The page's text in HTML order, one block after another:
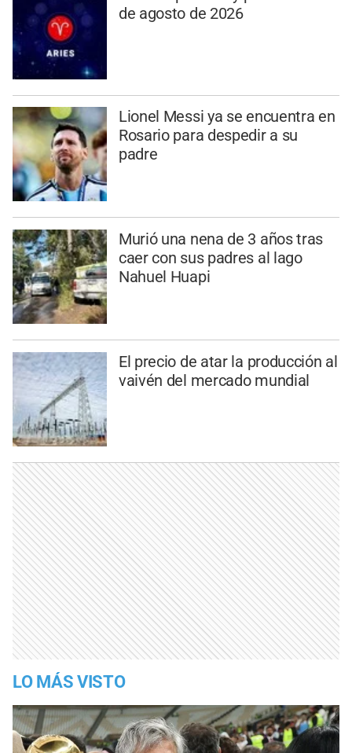
de agosto de 2026
Lionel Messi ya se encuentra en
Rosario para despedir a su
padre
Murió una nena de 3 años tras
caer con sus padres al lago
Nahuel Huapi
El precio de atar la producción al
vaivén del mercado mundial
LO MÁS VISTO